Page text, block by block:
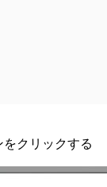
クリックする